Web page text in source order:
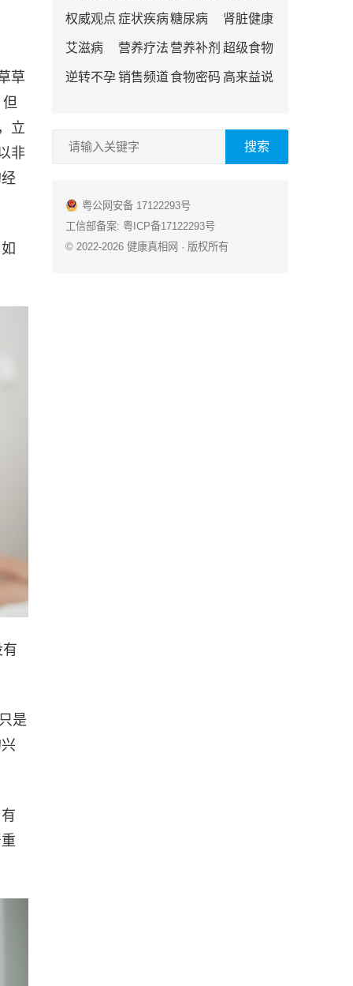
草
立
非
是
权威观点 症状疾病糖尿病 肾脏健康
艾滋病 营养疗法 营养补剂 超级食物
逆转不孕销售频道食物密码 高来益说
搜索
粤公网安备 17122293号
工信部备案: 粤ICP备17122293号
© 2022-2026 健康真相网 · 版权所有